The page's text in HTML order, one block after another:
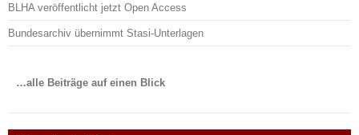
BLHA veröffentlicht jetzt Open Access
Bundesarchiv übernimmt Stasi-Unterlagen
…alle Beiträge auf einen Blick